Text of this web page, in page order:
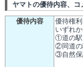
ヤマトの優待内容、コ
優待内容 優待権利
いずれ
①道の駅
②同道の
③自然保